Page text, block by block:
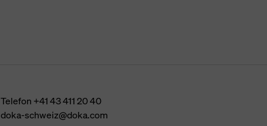
Telefon +41 43 411 20 40
doka-schweiz@doka.com